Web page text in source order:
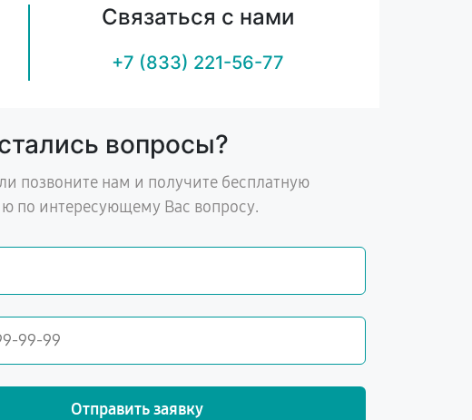
Связаться с нами
+7 (833) 221-56-77
вопросы?
позвоните нам и получите бесплатную
по интересующему Вас вопросу.
Отправить заявку